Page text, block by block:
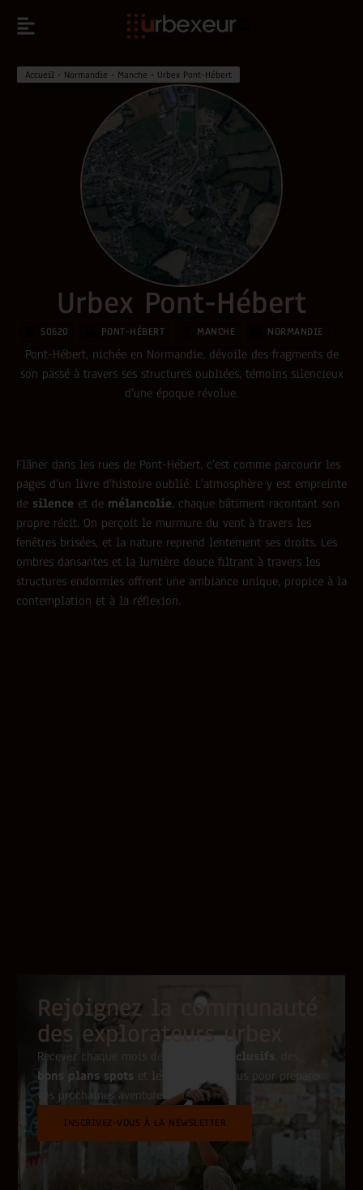
Accueil • Normandie • Manche • Urbex Pont-Hébert
Urbex Pont-Hébert
50620 PONT-HÉBERT MANCHE NORMANDIE
Pont-Hébert, nichée en Normandie, dévoile des fragments de
son passé à travers ses structures oubliées, témoins silencieux
d’une époque révolue.
Flâner dans les rues de Pont-Hébert, c’est comme parcourir les
pages d’un livre d’histoire oublié. L’atmosphère y est empreinte
de silence et de mélancolie, chaque bâtiment racontant son
propre récit. On perçoit le murmure du vent à travers les
fenêtres brisées, et la nature reprend lentement ses droits. Les
ombres dansantes et la lumière douce filtrant à travers les
structures endormies offrent une ambiance unique, propice à la
contemplation et à la réflexion.
Rejoignez la communauté
des explorateurs urbex
Recevez chaque mois des conseils exclusifs
, des
bons plans spots et les dernières actus pour préparer
vos prochaines aventures.
INSCRIVEZ-VOUS À LA NEWSLETTER